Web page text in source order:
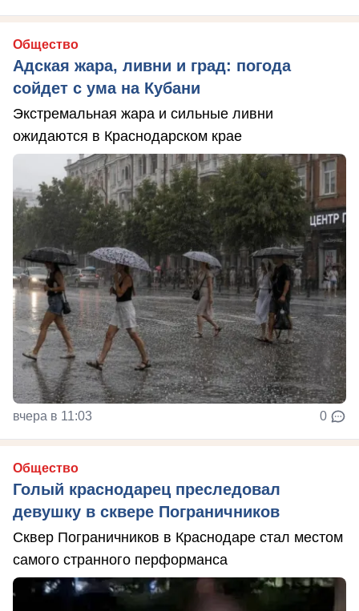
Общество
Адская жара, ливни и град: погода
сойдет с ума на Кубани
Экстремальная жара и сильные ливни
ожидаются в Краснодарском крае
вчера в 11:03 0
Общество
Голый краснодарец преследовал
девушку в сквере Пограничников
Сквер Пограничников в Краснодаре стал местом
самого странного перформанса